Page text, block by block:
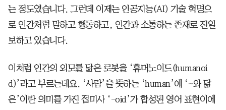
는 정도였습니다. 그런데 이제는 인공지능(AI) 기술 혁명으
로 인간처럼 말하고 행동하고, 인간과 소통하는 존재로 진일
보하고 있습니다.
이처럼 인간의 외모를 닮은 로봇을 ‘휴머노이드(humanoi
d)’라고 부르는데요. ‘사람’을 뜻하는 ‘human’에 ‘~와 닮
은’이란 의미를 가진 접미사 ‘-oid’가 합성된 영어 표현이에